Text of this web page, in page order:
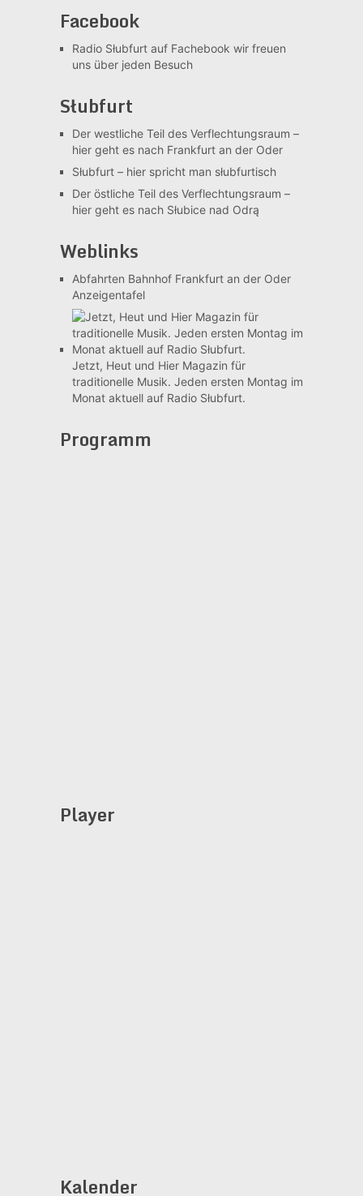
Facebook
Radio Słubfurt auf Fachebook wir freuen
uns über jeden Besuch
Słubfurt
Der westliche Teil des Verflechtungsraum –
hier geht es nach Frankfurt an der Oder
Słubfurt –hier spricht man słubfurtisch
Der östliche Teil des Verflechtungsraum –
hier geht es nach Słubice nad Odrą
Weblinks
Abfahrten Bahnhof Frankfurt an der Oder
Anzeigentafel
Jetzt, Heut und HierMagazin für
traditionelle Musik. Jeden ersten Montag im
Monat aktuell auf Radio Słubfurt.
Programm
Player
Kalender